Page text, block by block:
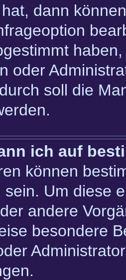
dann
oder
soll die
ich auf
können
Um diese
andere
besondere